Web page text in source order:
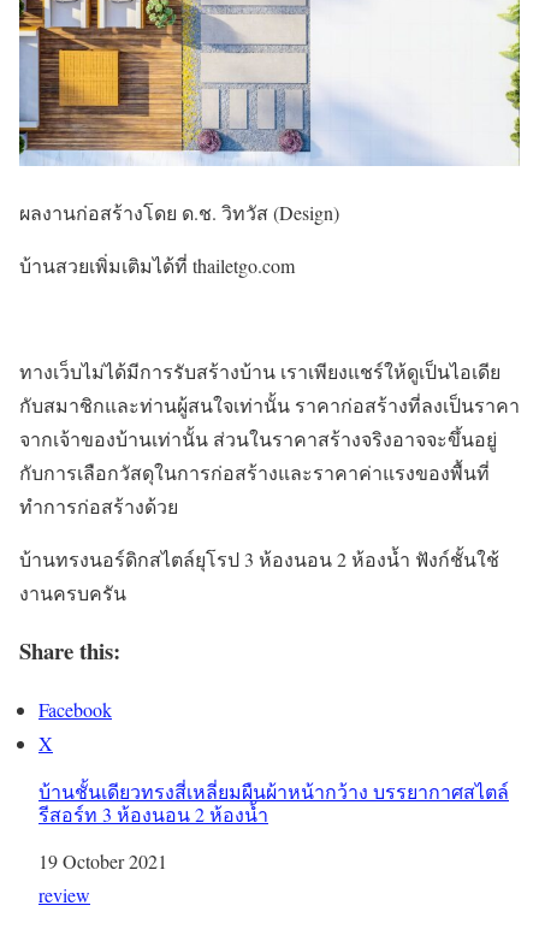
ผลงานก่อสร้างโดย ด.ช. วิทวัส (Design)
บ้านสวยเพิ่มเติมได้ที่ thailetgo.com
ทางเว็บไม่ได้มีการรับสร้างบ้าน เราเพียงแชร์ให้ดูเป็นไอเดีย
กับสมาชิกและท่านผู้สนใจเท่านั้น ราคาก่อสร้างที่ลงเป็นราคา
จากเจ้าของบ้านเท่านั้น ส่วนในราคาสร้างจริงอาจจะขึ้นอยู่
กับการเลือกวัสดุในการก่อสร้างและราคาค่าแรงของพื้นที่
ทำการก่อสร้างด้วย
บ้านทรงนอร์ดิกสไตล์ยุโรป 3 ห้องนอน 2 ห้องน้ำ ฟังก์ชั้นใช้
งานครบครัน
Share this:
Facebook
X
บ้านชั้นเดียวทรงสี่เหลี่ยมผืนผ้าหน้ากว้าง บรรยากาศสไตล์
รีสอร์ท 3 ห้องนอน 2 ห้องน้ำ
Date
19 October 2021
In relation to
review